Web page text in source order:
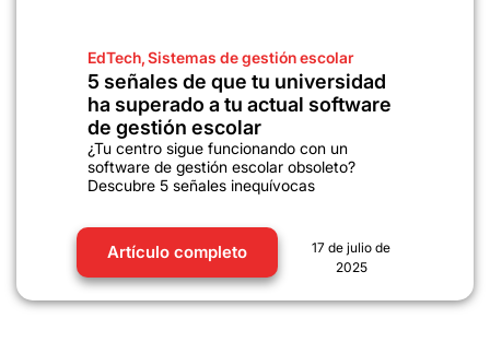
EdTech,Sistemas de gestión escolar
5 señales de que tu universidad
ha superado a tu actual software
de gestión escolar
¿Tu centro sigue funcionando con un
software de gestión escolar obsoleto?
Descubre 5 señales inequívocas
Artículo completo
17 de julio de
2025